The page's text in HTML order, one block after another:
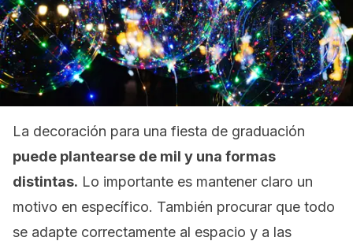
La decoración para una fiesta de graduación
puede plantearse de mil y una formas
distintas. Lo importante es mantener claro un
motivo en específico. También procurar que todo
se adapte correctamente al espacio y a las